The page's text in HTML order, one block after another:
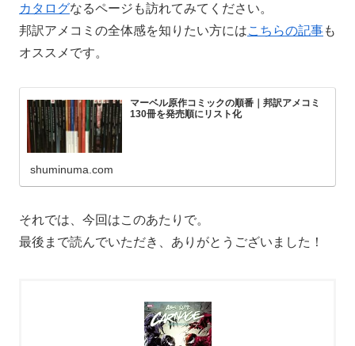
カタログなるページも訪れてみてください。
邦訳アメコミの全体感を知りたい方にはこちらの記事も
オススメです。
マーベル原作コミックの順番｜邦訳アメコミ
130冊を発売順にリスト化
shuminuma.com
それでは、今回はこのあたりで。
最後まで読んでいただき、ありがとうございました！